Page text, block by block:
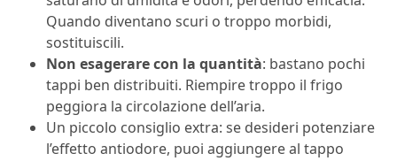
Quando diventano scuri o troppo morbidi,
sostituiscili.
Non esagerare con la quantità: bastano pochi
tappi ben distribuiti. Riempire troppo il frigo
peggiora la circolazione dell’aria.
Un piccolo consiglio extra: se desideri potenziare
l’effetto antiodore, puoi aggiungere al tappo